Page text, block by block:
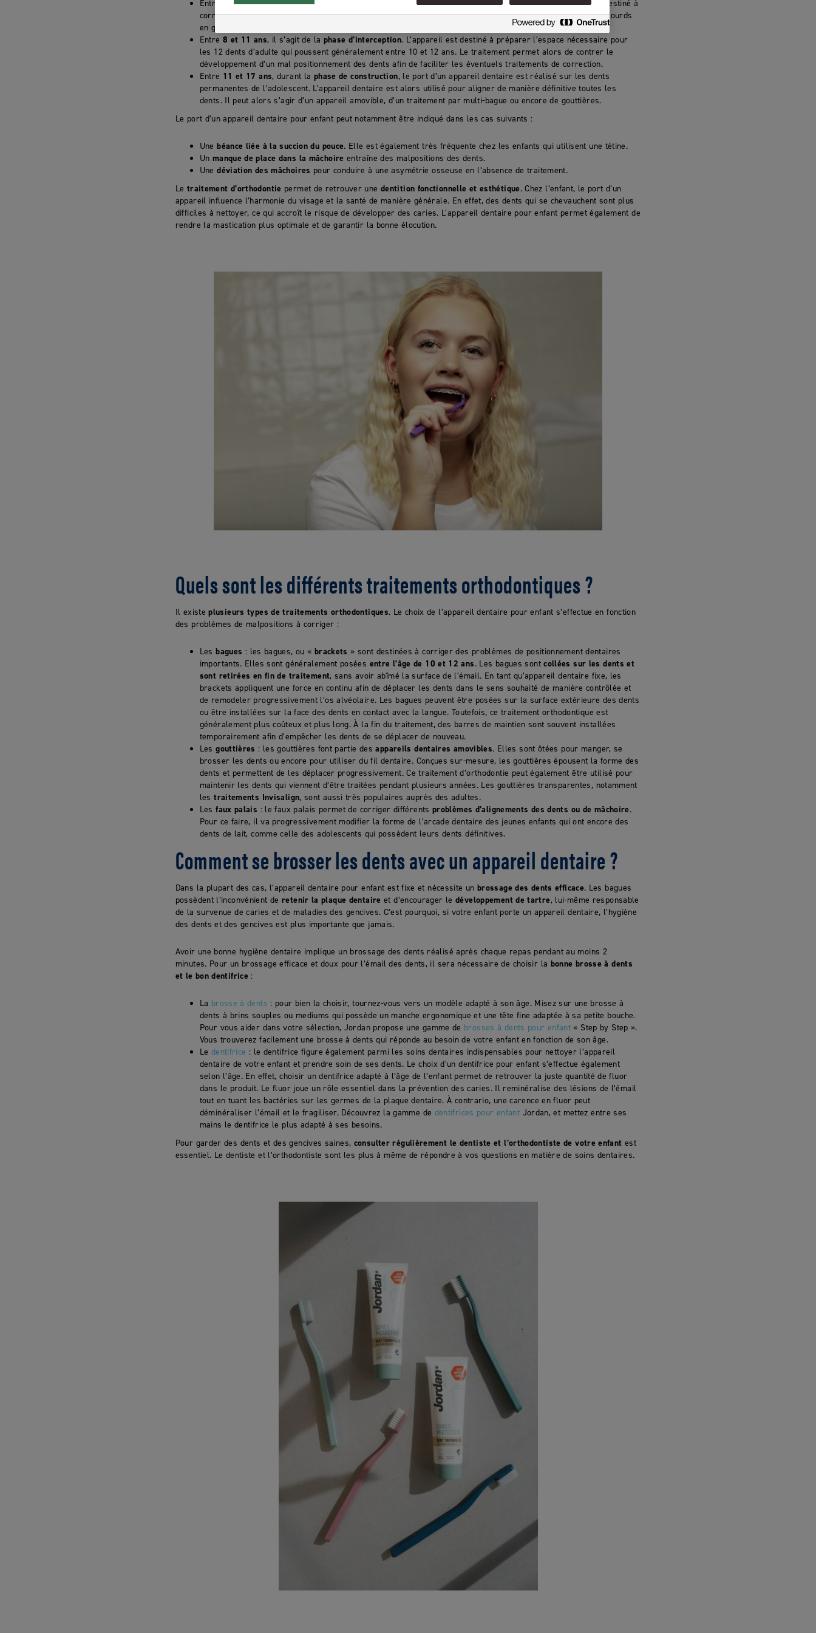
Entre 6 et 8 ans, on parle detraitement de prévention
. Le port précoce d’un appareil est essentiellement destiné à
corriger les défauts d’occlusion et malposition des dents, et d’éviter d’avoir recours à des traitements plus lourds
en grandissant. Généralement les appareils utilisés à cet âge-là sont plus légers et moins contraignants.
Entre 8 et 11 ans, il s’agit de la phase d’interception. L’appareil est destiné à préparer l’espace nécessaire pour
les 12 dents d’adulte qui poussent généralement entre 10 et 12 ans. Le traitement permet alors de contrer le
développement d’un mal positionnement des dents afin de faciliter les éventuels traitements de correction.
Entre 11 et 17 ans, durant la phase de construction, le port d’un appareil dentaire est réalisé sur les dents
permanentes de l’adolescent. L’appareil dentaire est alors utilisé pour aligner de manière définitive toutes les
dents. Il peut alors s’agir d’un appareil amovible, d’un traitement par multi-bague ou encore de gouttières.
Le port d’un appareil dentaire pour enfant peut notamment être indiqué dans les cas suivants :
Unebéance liée à la succion du pouce. Elle est également très fréquente chez les enfants qui utilisent une tétine.
Un manque de place dans la mâchoire entraîne des malpositions des dents.
Unedéviation des mâchoires pour conduire à une asymétrie osseuse en l’absence de traitement.
Le traitement d’orthodontie permet de retrouver une dentition fonctionnelle et esthétique. Chez l’enfant, le port d’un
appareil influence l’harmonie du visage et la santé de manière générale. En effet, des dents qui se chevauchent sont plus
difficiles à nettoyer, ce qui accroît le risque de développer des caries. L’appareil dentaire pour enfant permet également de
rendre la mastication plus optimale et de garantir la bonne élocution.
Quels sont les différents traitements orthodontiques ?
Il existeplusieurs types de traitements orthodontiques. Le choix de l’appareil dentaire pour enfant s’effectue en fonction
des problèmes de malpositions à corriger :
Lesbagues : les bagues, ou « brackets » sont destinées à corriger des problèmes de positionnement dentaires
importants. Elles sont généralement posées entre l’âge de 10 et 12 ans. Les bagues sontcollées sur les dents et
sont retirées en fin de traitement, sans avoir abîmé la surface de l’émail. En tant qu’appareil dentaire fixe, les
brackets appliquent une force en continu afin de déplacer les dents dans le sens souhaité de manière contrôlée et
de remodeler progressivement l’os alvéolaire. Les bagues peuvent être posées sur la surface extérieure des dents
ou être installées sur la face des dents en contact avec la langue. Toutefois, ce traitement orthodontique est
généralement plus coûteux et plus long. À la fin du traitement, des barres de maintien sont souvent installées
temporairement afin d’empêcher les dents de se déplacer de nouveau.
Lesgouttières : les gouttières font partie desappareils dentaires amovibles. Elles sont ôtées pour manger, se
brosser les dents ou encore pour utiliser du fil dentaire. Conçues sur-mesure, les gouttières épousent la forme des
dents et permettent de les déplacer progressivement. Ce traitement d’orthodontie peut également être utilisé pour
maintenir les dents qui viennent d’être traitées pendant plusieurs années. Les gouttières transparentes, notamment
lestraitements Invisalign, sont aussi très populaires auprès des adultes.
Lesfaux palais : le faux palais permet de corriger différents problèmes d’alignements des dents ou de mâchoire.
Pour ce faire, il va progressivement modifier la forme de l’arcade dentaire des jeunes enfants qui ont encore des
dents de lait, comme celle des adolescents qui possèdent leurs dents définitives.
Comment se brosser les dents avec un appareil dentaire ?
Dans la plupart des cas, l’appareil dentaire pour enfant est fixe et nécessite unbrossage des dents efficace. Les bagues
possèdent l’inconvénient deretenir la plaque dentaire et d’encourager ledéveloppement de tartre, lui-même responsable
de la survenue de caries et de maladies des gencives. C’est pourquoi, si votre enfant porte un appareil dentaire, l’hygiène
des dents et des gencives est plus importante que jamais.
Avoir une bonne hygiène dentaire implique un brossage des dents réalisé après chaque repas pendant au moins 2
minutes. Pour un brossage efficace et doux pour l’émail des dents, il sera nécessaire de choisir la bonne brosse à dents
et le bon dentifrice :
La brosse à dents : pour bien la choisir, tournez-vous vers un modèle adapté à son âge. Misez sur une brosse à
dents à brins souples ou mediums qui possède un manche ergonomique et une tête fine adaptée à sa petite bouche.
Pour vous aider dans votre sélection, Jordan propose une gamme de brosses à dents pour enfant « Step by Step ».
Vous trouverez facilement une brosse à dents qui réponde au besoin de votre enfant en fonction de son âge.
Le dentifrice : le dentifrice figure également parmi les soins dentaires indispensables pour nettoyer l’appareil
dentaire de votre enfant et prendre soin de ses dents. Le choix d’un dentifrice pour enfant s’effectue également
selon l’âge. En effet, choisir un dentifrice adapté à l’âge de l’enfant permet de retrouver la juste quantité de fluor
dans le produit. Le fluor joue un rôle essentiel dans la prévention des caries. Il reminéralise des lésions de l’émail
tout en tuant les bactéries sur les germes de la plaque dentaire. À contrario, une carence en fluor peut
déminéraliser l’émail et le fragiliser. Découvrez la gamme de dentifrices pour enfant Jordan, et mettez entre ses
mains le dentifrice le plus adapté à ses besoins.
Pour garder des dents et des gencives saines, consulter régulièrement le dentiste et l’orthodontiste de votre enfant est
essentiel. Le dentiste et l’orthodontiste sont les plus à même de répondre à vos questions en matière de soins dentaires.